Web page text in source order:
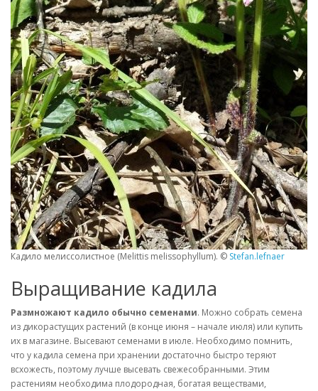
Кадило мелиссолистное (Melittis melissophyllum). © Stefan.lefnaer
Выращивание кадила
Размножают кадило обычно семенами. Можно собрать семена
из дикорастущих растений (в конце июня – начале июля) или купить
их в магазине. Высевают семенами в июле. Необходимо помнить,
что у кадила семена при хранении достаточно быстро теряют
всхожесть, поэтому лучше высевать свежесобранными. Этим
растениям необходима плодородная, богатая веществами,